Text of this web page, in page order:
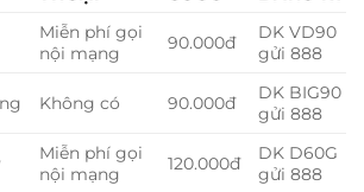
Miễn phí gọi
nội mạng
90.000đ
DK VD90
gửi 888
Không có 90.000đ
DK BIG90
gửi 888
Miễn phí gọi
nội mạng
120.000đ
DK D60G
gửi 888